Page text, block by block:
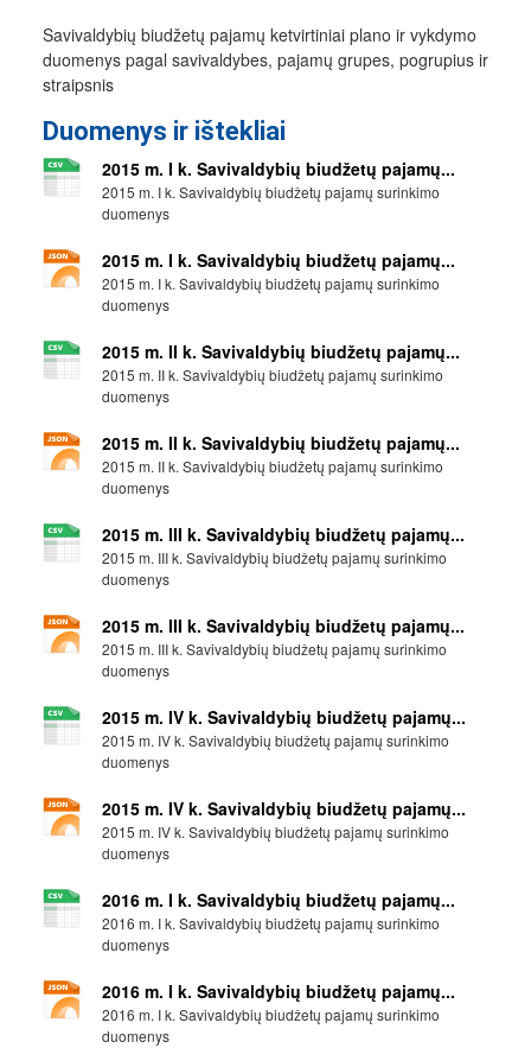
Savivaldybių biudžetų pajamų ketvirtiniai plano ir vykdymo
duomenys pagal savivaldybes, pajamų grupes, pogrupius ir
straipsnis
Duomenys ir ištekliai
2015 m. I k. Savivaldybių biudžetų pajamų...
2015 m. I k. Savivaldybių biudžetų pajamų surinkimo
duomenys
2015 m. I k. Savivaldybių biudžetų pajamų...
2015 m. I k. Savivaldybių biudžetų pajamų surinkimo
duomenys
2015 m. II k. Savivaldybių biudžetų pajamų...
2015 m. II k. Savivaldybių biudžetų pajamų surinkimo
duomenys
2015 m. II k. Savivaldybių biudžetų pajamų...
2015 m. II k. Savivaldybių biudžetų pajamų surinkimo
duomenys
2015 m. III k. Savivaldybių biudžetų pajamų...
2015 m. III k. Savivaldybių biudžetų pajamų surinkimo
duomenys
2015 m. III k. Savivaldybių biudžetų pajamų...
2015 m. III k. Savivaldybių biudžetų pajamų surinkimo
duomenys
2015 m. IV k. Savivaldybių biudžetų pajamų...
2015 m. IV k. Savivaldybių biudžetų pajamų surinkimo
duomenys
2015 m. IV k. Savivaldybių biudžetų pajamų...
2015 m. IV k. Savivaldybių biudžetų pajamų surinkimo
duomenys
2016 m. I k. Savivaldybių biudžetų pajamų...
2016 m. I k. Savivaldybių biudžetų pajamų surinkimo
duomenys
2016 m. I k. Savivaldybių biudžetų pajamų...
2016 m. I k. Savivaldybių biudžetų pajamų surinkimo
duomenys